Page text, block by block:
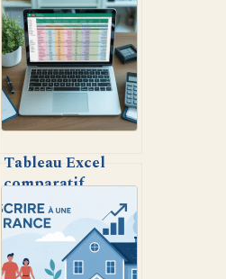
Tableau Excel
comparatif
mutuelle : créez et
utilisez un fichier
de comparaison
efficace